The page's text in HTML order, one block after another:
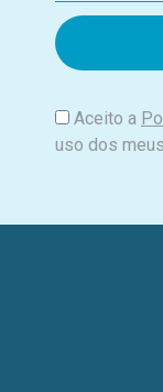
i
Aceito a
uso dos